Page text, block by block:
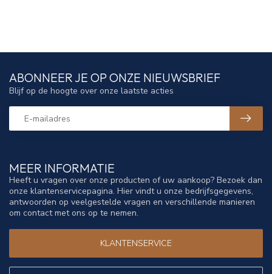
MEER INFORMATIE
Heeft u vragen over onze producten of uw aankoop? Bezoek dan
onze klantenservicepagina. Hier vindt u onze bedrijfsgegevens,
antwoorden op veelgestelde vragen en verschillende manieren
om contact met ons op te nemen.
KLANTENSERVICE
ABONNEER JE OP ONZE NIEUWSBRIEF
Blijf op de hoogte over onze laatste acties